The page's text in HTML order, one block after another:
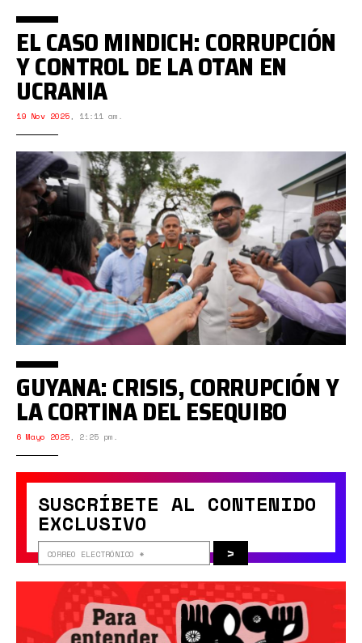
EL CASO MINDICH: CORRUPCIÓN
Y CONTROL DE LA OTAN EN
UCRANIA
19 Nov 2025, 11:11 am.
SUSCRÍBETE AL CONTENIDO
EXCLUSIVO
>
GUYANA: CRISIS, CORRUPCIÓN Y
LA CORTINA DEL ESEQUIBO
6 Mayo 2025, 2:25 pm.